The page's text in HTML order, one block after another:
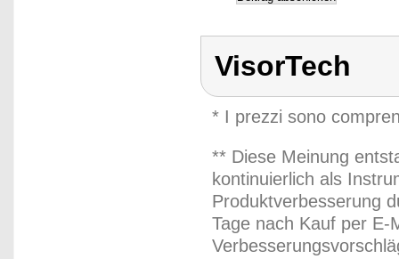
VisorTech
* I prezzi sono
** Diese Meinung
kontinuierlich als
Produktverbesserung
Tage nach Kauf per E-